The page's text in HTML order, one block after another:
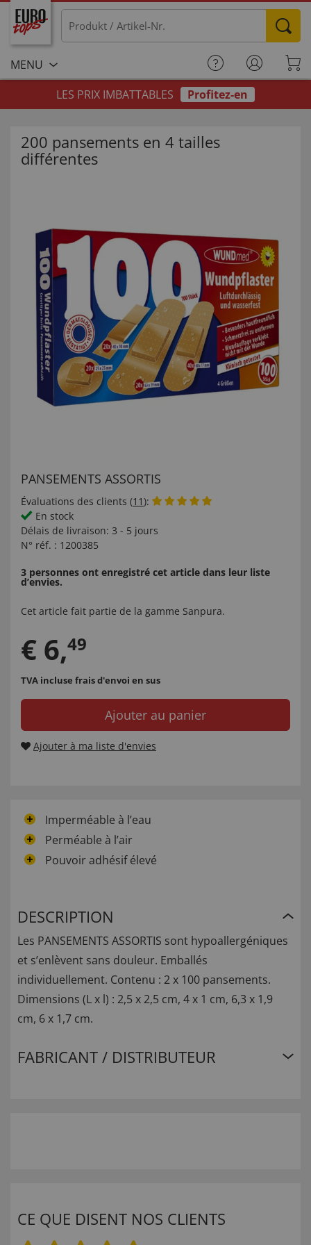
MENU
LES PRIX IMBATTABLES
Profitez-en
200 pansements en 4 tailles
différentes
PANSEMENTS ASSORTIS
Évaluations des clients (11):
En stock
Délais de livraison: 3 - 5 jours
N° réf. : 1200385
3 personnes ont enregistré cet article dans leur liste
d’envies.
Cet article fait partie de la gamme Sanpura.
€ 6,49
TVA incluse frais d'envoi en sus
Ajouter au panier
Ajouter à ma liste d'envies
Imperméable à l’eau
Perméable à l’air
Pouvoir adhésif élevé
DESCRIPTION
Les PANSEMENTS ASSORTIS sont hypoallergéniques
et s’enlèvent sans douleur. Emballés
individuellement. Contenu : 2 x 100 pansements.
Dimensions (L x l) : 2,5 x 2,5 cm, 4 x 1 cm, 6,3 x 1,9
cm, 6 x 1,7 cm.
FABRICANT / DISTRIBUTEUR
CE QUE DISENT NOS CLIENTS